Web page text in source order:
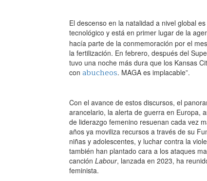
El descenso en la natalidad a nivel global
tecnológico y está en primer lugar de la
hacía parte de la conmemoración por el
la fertilización. En febrero, después del
tuvo una noche más dura que los Kansas
con abucheos. MAGA es implacable”.
Con el avance de estos discursos, el
arancelario, la alerta de guerra en Europa,
de liderazgo femenino resuenan cada vez
años ya moviliza recursos a través de su
niñas y adolescentes, y luchar contra la
también han plantado cara a los ataques
canción Labour, lanzada en 2023, ha
feminista.